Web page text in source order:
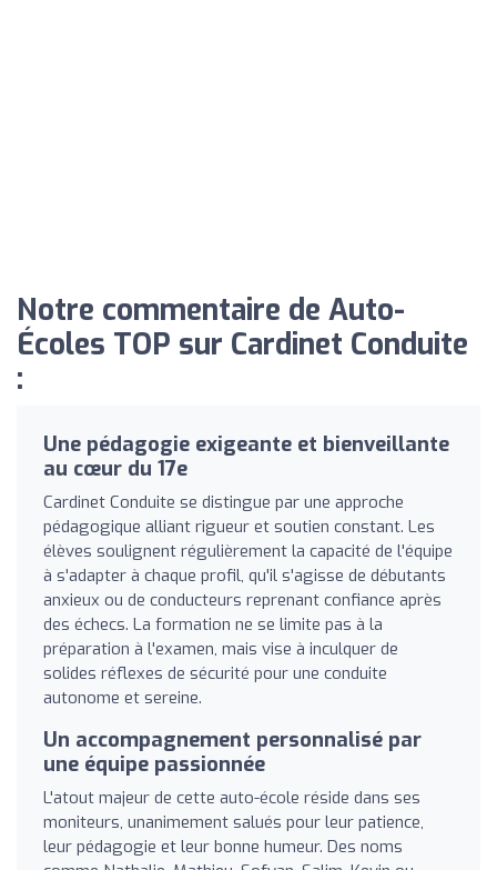
Notre commentaire de Auto-
Écoles TOP sur Cardinet Conduite
:
Une pédagogie exigeante et bienveillante
au cœur du 17e
Cardinet Conduite se distingue par une approche
pédagogique alliant rigueur et soutien constant. Les
élèves soulignent régulièrement la capacité de l'équipe
à s'adapter à chaque profil, qu'il s'agisse de débutants
anxieux ou de conducteurs reprenant confiance après
des échecs. La formation ne se limite pas à la
préparation à l'examen, mais vise à inculquer de
solides réflexes de sécurité pour une conduite
autonome et sereine.
Un accompagnement personnalisé par
une équipe passionnée
L'atout majeur de cette auto-école réside dans ses
moniteurs, unanimement salués pour leur patience,
leur pédagogie et leur bonne humeur. Des noms